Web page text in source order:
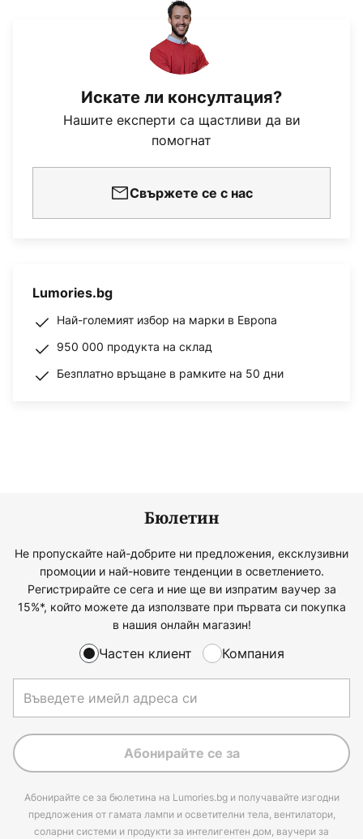
Искате ли консултация?
Нашите експерти са щастливи да ви
помогнат
Свържете се с нас
Lumories.bg
Най-големият избор на марки в Европа
950 000 продукта на склад
Безплатно връщане в рамките на 50 дни
Бюлетин
Не пропускайте най-добрите ни предложения, ексклузивни
промоции и най-новите тенденции в осветлението.
Регистрирайте се сега и ние ще ви изпратим ваучер за
15%*, който можете да използвате при първата си покупка
в нашия онлайн магазин!
Частен клиент Компания
Абонирайте се за
Абонирайте се за бюлетина на Lumories.bg и получавайте изгодни
предложения от гамата лампи и осветителни тела, вентилатори,
соларни системи и продукти за интелигентен дом, ваучери за